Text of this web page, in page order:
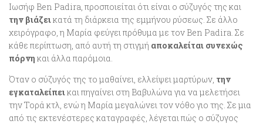
Ιωσήφ Ben Padira, προσποιείται ότι είναι ο σύζυγός της και
την βιάζεικατά τη διάρκεια της εμμήνου ρύσεως. Σε άλλο
χειρόγραφο, η Μαρία φεύγει πρόθυμα με τον Ben Padira. Σε
κάθε περίπτωση, από αυτή τη στιγμή αποκαλείται συνεχώς
πόρνη και άλλα παρόμοια.
Όταν ο σύζυγός της το μαθαίνει, ελλείψει μαρτύρων, την
εγκαταλείπεικαι πηγαίνει στη Βαβυλώνα για να μελετήσει
την Τορά κτλ, ενώ η Μαρία μεγαλώνει τον νόθο γιο της. Σε μια
από τις εκτενέστερες καταγραφές, λέγεται πώς ο σύζυγος